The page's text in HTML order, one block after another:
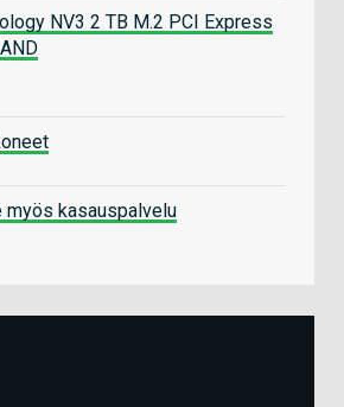
NV3 2 TB M.2 PCI Express
myös kasauspalvelu